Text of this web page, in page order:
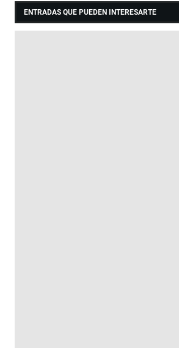
ENTRADAS QUE PUEDEN INTERESARTE